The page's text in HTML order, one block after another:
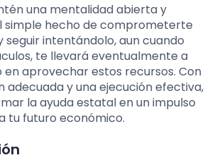
una mentalidad abierta y
simple hecho de comprometerte
seguir intentándolo, aun cuando
te llevará eventualmente a
en aprovechar estos recursos. Con
adecuada y una ejecución efectiva,
la ayuda estatal en un impulso
tu futuro económico.